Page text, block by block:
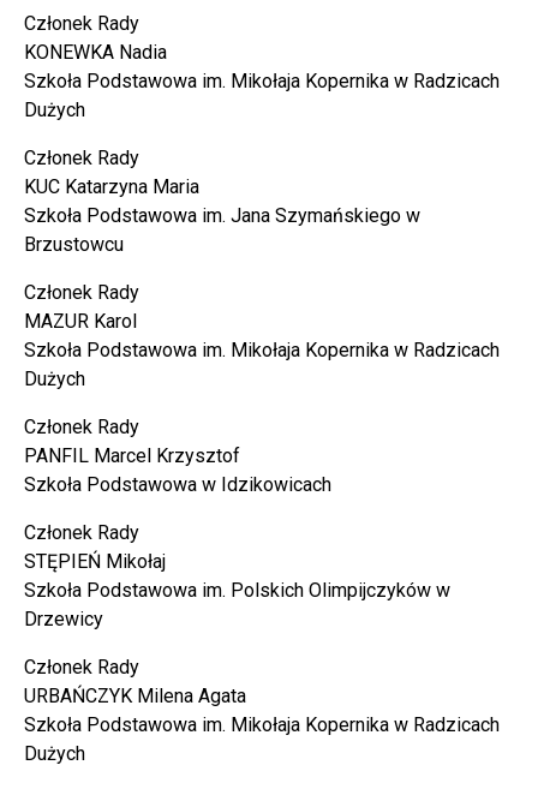
Członek Rady
KONEWKA Nadia
Szkoła Podstawowa im. Mikołaja Kopernika w Radzicach
Dużych
Członek Rady
KUC Katarzyna Maria
Szkoła Podstawowa im. Jana Szymańskiego w
Brzustowcu
Członek Rady
MAZUR Karol
Szkoła Podstawowa im. Mikołaja Kopernika w Radzicach
Dużych
Członek Rady
PANFIL Marcel Krzysztof
Szkoła Podstawowa w Idzikowicach
Członek Rady
STĘPIEŃ Mikołaj
Szkoła Podstawowa im. Polskich Olimpijczyków w
Drzewicy
Członek Rady
URBAŃCZYK Milena Agata
Szkoła Podstawowa im. Mikołaja Kopernika w Radzicach
Dużych